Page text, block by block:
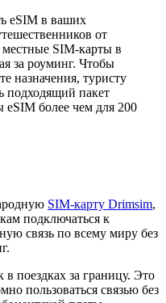
eSIM в ваших
от
местные SIM-карты в
за роуминг. Чтобы
назначения, туристу
подходящий пакет
eSIM более чем для 200
SIM-карту Drimsim,
подключаться к
связь по всему миру без
за границу. Это
пользоваться связью без